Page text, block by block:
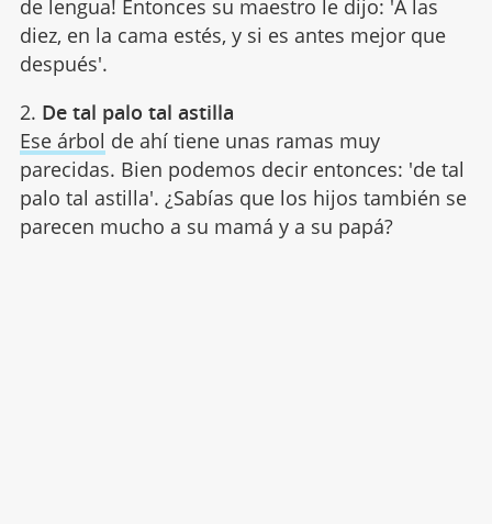
de lengua! Entonces su maestro le dijo: 'A las
diez, en la cama estés, y si es antes mejor que
después'.
2. De tal palo tal astilla
Ese árbol de ahí tiene unas ramas muy
parecidas. Bien podemos decir entonces: 'de tal
palo tal astilla'. ¿Sabías que los hijos también se
parecen mucho a su mamá y a su papá?